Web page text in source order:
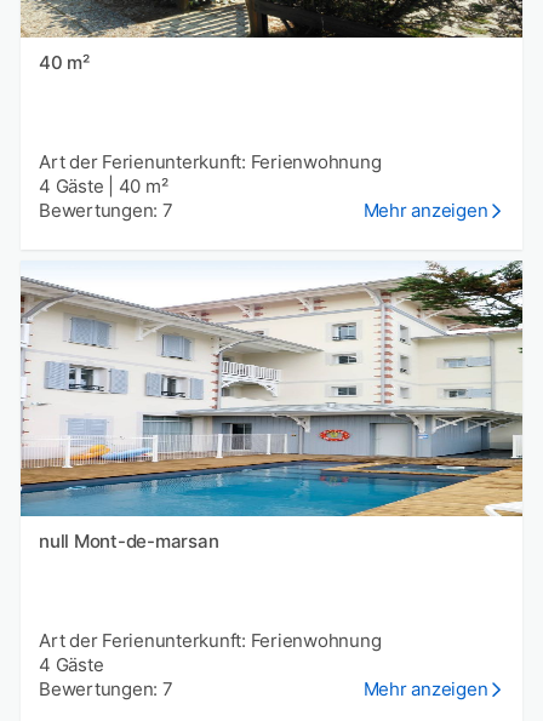
40 m²
Art der Ferienunterkunft: Ferienwohnung
4 Gäste
40 m²
Bewertungen: 7
Mehr anzeigen
null Mont-de-marsan
Art der Ferienunterkunft: Ferienwohnung
4 Gäste
Bewertungen: 7
Mehr anzeigen